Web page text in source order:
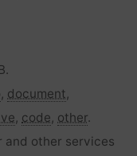
, document,
, code, other.
and other services